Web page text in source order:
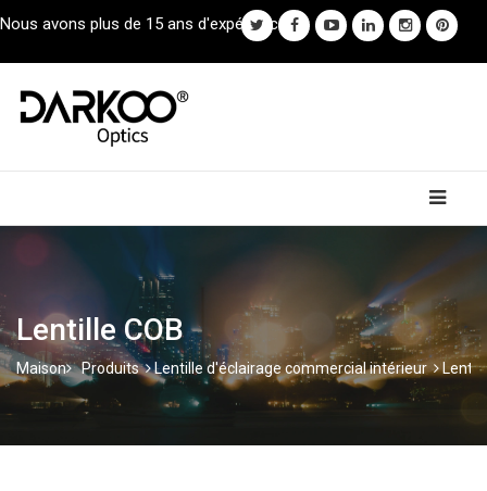
Nous avons plus de 15 ans d'expérience.
Lentille COB
Maison Produits Lentille d'éclairage commercial intérieur